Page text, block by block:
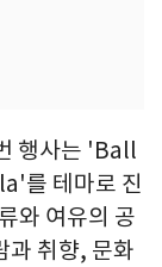
행사는 'Ball
를 테마로 진
와 여유의 공
과 취향, 문화